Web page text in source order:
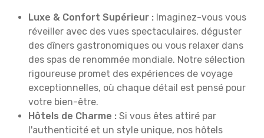
Luxe & Confort Supérieur : Imaginez-vous vous
réveiller avec des vues spectaculaires, déguster
des dîners gastronomiques ou vous relaxer dans
des spas de renommée mondiale. Notre sélection
rigoureuse promet des expériences de voyage
exceptionnelles, où chaque détail est pensé pour
votre bien-être.
Hôtels de Charme : Si vous êtes attiré par
l'authenticité et un style unique, nos hôtels